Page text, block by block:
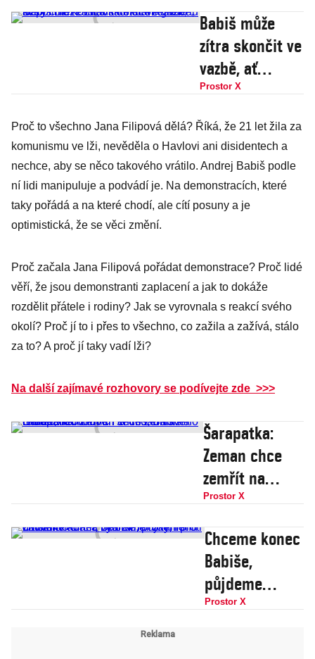
Babiš může
zítra skončit ve
vazbě, ať
policie koná,
exnáměstek,
který chtěl
zastavit dotace
Agrofertu
Prostor X
Proč to všechno Jana Filipová dělá? Říká, že 21 let žila za
komunismu ve lži, nevěděla o Havlovi ani disidentech a
nechce, aby se něco takového vrátilo. Andrej Babiš podle
ní lidi manipuluje a podvádí je. Na demonstracích, které
taky pořádá a na které chodí, ale cítí posuny a je
optimistická, že se věci změní.
Proč začala Jana Filipová pořádat demonstrace? Proč lidé
věří, že jsou demonstranti zaplacení a jak to dokáže
rozdělit přátele i rodiny? Jak se vyrovnala s reakcí svého
okolí? Proč jí to i přes to všechno, co zažila a zažívá, stálo
za to? A proč jí taky vadí lži?
Na další zajímavé rozhovory se podívejte zde >>>
Šarapatka:
Zeman chce
zemřít na
Hradě,
neomluvím se
mu, Babiš
chce
ovládnout ČT a
dosadit svého
Prostor X
Chceme konec
Babiše,
půjdeme
znovu do ulic a
Prostor X